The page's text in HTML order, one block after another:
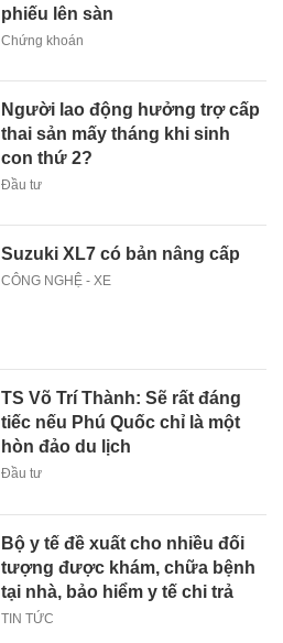
phiếu lên sàn
Chứng khoán
Người lao động hưởng trợ cấp
thai sản mấy tháng khi sinh
con thứ 2?
Đầu tư
Suzuki XL7 có bản nâng cấp
CÔNG NGHỆ - XE
TS Võ Trí Thành: Sẽ rất đáng
tiếc nếu Phú Quốc chỉ là một
hòn đảo du lịch
Đầu tư
Bộ y tế đề xuất cho nhiều đối
tượng được khám, chữa bệnh
tại nhà, bảo hiểm y tế chi trả
TIN TỨC